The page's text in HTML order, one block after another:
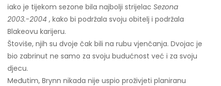
iako je tijekom sezone bila najbolji strijelac Sezona
2003.-2004 , kako bi podržala svoju obitelj i podržala
Blakeovu karijeru.
Štoviše, njih su dvoje čak bili na rubu vjenčanja. Dvojac je
bio zabrinut ne samo za svoju budućnost već i za svoju
djecu.
Međutim, Brynn nikada nije uspio proživjeti planiranu